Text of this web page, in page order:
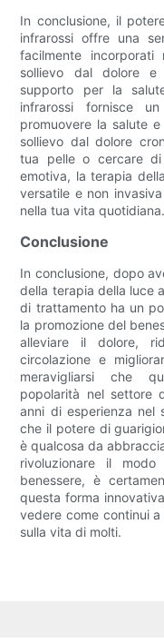
In conclusione, il
infrarossi offre una
facilmente
sollievo dal dolore e
supporto per la
infrarossi fornisce
promuovere la salute
sollievo dal dolore
tua pelle o cercare di
emotiva, la terapia
versatile e non
nella tua vita quotidiana.
Conclusione
In conclusione, dopo
della terapia della luce
di trattamento ha un
la promozione del
alleviare il dolore,
circolazione e
meravigliarsi che
popolarità nel settore
anni di esperienza nel
che il potere di
è qualcosa da
rivoluzionare il
benessere, è
questa forma
vedere come continui
sulla vita di molti.